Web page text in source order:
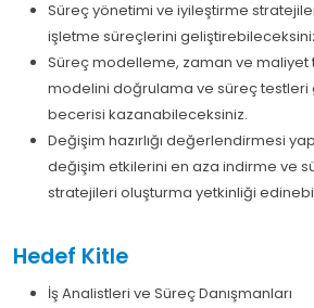
Süreç yönetimi ve iyileştirme
işletme süreçlerini
Süreç modelleme, zaman ve maliyet
modelini doğrulama ve süreç
becerisi kazanabileceksiniz.
Değişim hazırlığı değerlendirmesi
değişim etkilerini en aza indirme ve
stratejileri oluşturma yetkinliği
Hedef Kitle
İş Analistleri ve Süreç Danışmanları